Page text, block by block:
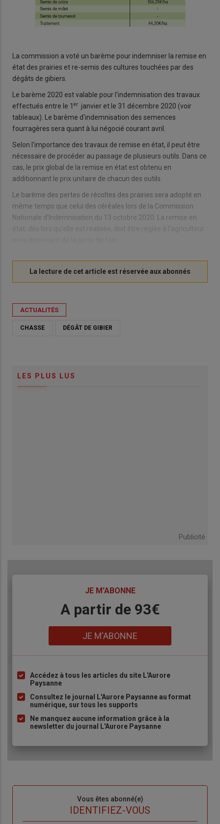
La commission a voté un barème pour indemniser la remise en
état des prairies et re-semis des cultures touchées par des
dégâts de gibiers.
Le barème 2020 est valable pour l'indemnisation des travaux
effectués entre le 1 er janvier et le 31 décembre 2020 (voir
tableaux). Le barème d'indemnisation des semences
fourragères sera quant à lui négocié courant avril.
Selon l'importance des travaux de remise en état, il peut être
nécessaire de procéder au passage de plusieurs outils. Dans ce
cas, le prix global de la remise en état est obtenu en
additionnant le prix unitaire de chacun des outils.
Le barème des pertes de récoltes des prairies sera adopté en
même temps que celui des céréales lors de la Commission
Nationale d'Indemnisation du 13 octobre 2020. La remise en
état, dès lors qu'elle est réalisée, doit être réglée à l'agriculteur
ACTUALITÉS
CHASSE DÉGÂT DE GIBIER
LES PLUS LUS
Publicité
JE M'ABONNE
A partir de 93€
JE M'ABONNE
Liste
puce
Accédez à tous les articles du site L'Aurore
Paysanne
Consultez le journal L'Aurore Paysanne au format
numérique, sur tous les supports
Ne manquez aucune information grâce à la
newsletter du journal L'Aurore Paysanne
Vous êtes abonné(e)
IDENTIFIEZ-VOUS